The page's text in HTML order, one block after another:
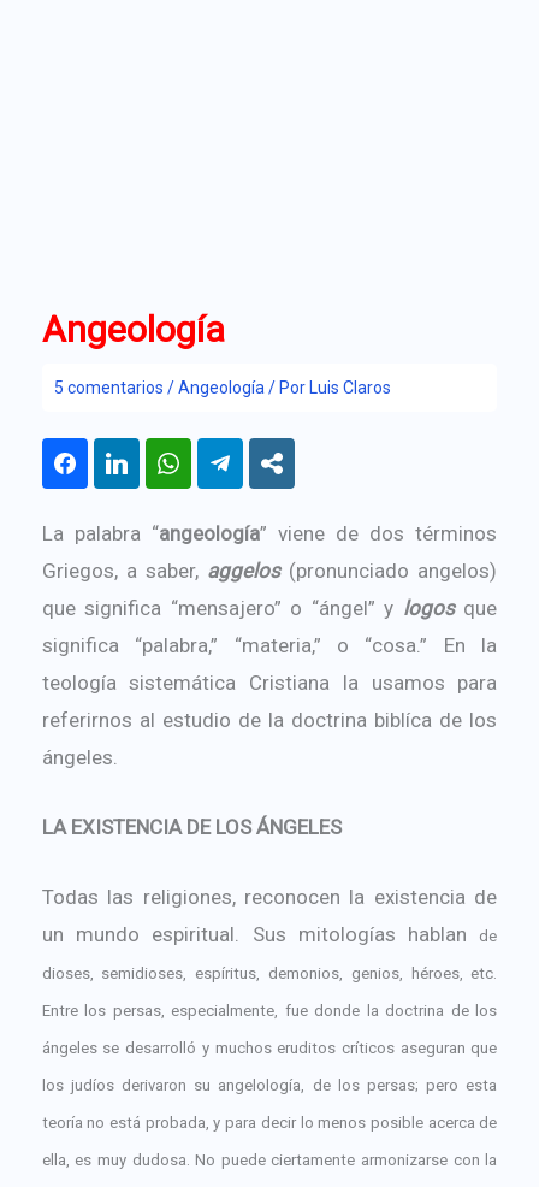
Angeología
5 comentarios /Angeología / Por Luis Claros
La palabra “angeología” viene de dos términos
Griegos, a saber, aggelos(pronunciado angelos)
que significa “mensajero” o “ángel” y logosque
significa “palabra,” “materia,” o “cosa.” En la
teología sistemática Cristiana la usamos para
referirnos al estudio de la doctrina biblíca de los
ángeles.
LA EXISTENCIA DE LOS ÁNGELES
Todas las religiones, reconocen la existencia de
un mundo espiritual. Sus mitologías hablan de
dioses, semidioses, espíritus, demonios, genios, héroes, etc.
Entre los persas, especialmente, fue donde la doctrina de los
ángeles se desarrolló y muchos eruditos críticos aseguran que
los judíos derivaron su angelología, de los persas; pero esta
teoría no está probada, y para decir lo menos posible acerca de
ella, es muy dudosa. No puede ciertamente armonizarse con la